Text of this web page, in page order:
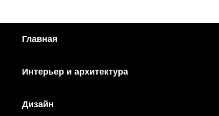
Главная
Интерьер и архитектура
Дизайн